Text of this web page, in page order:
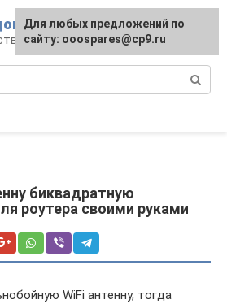
кабели, ремонт
биквадратную
роутера своими руками
WiFi антенну, тогда
Для любых предложений по
сайту: ooospares@cp9.ru